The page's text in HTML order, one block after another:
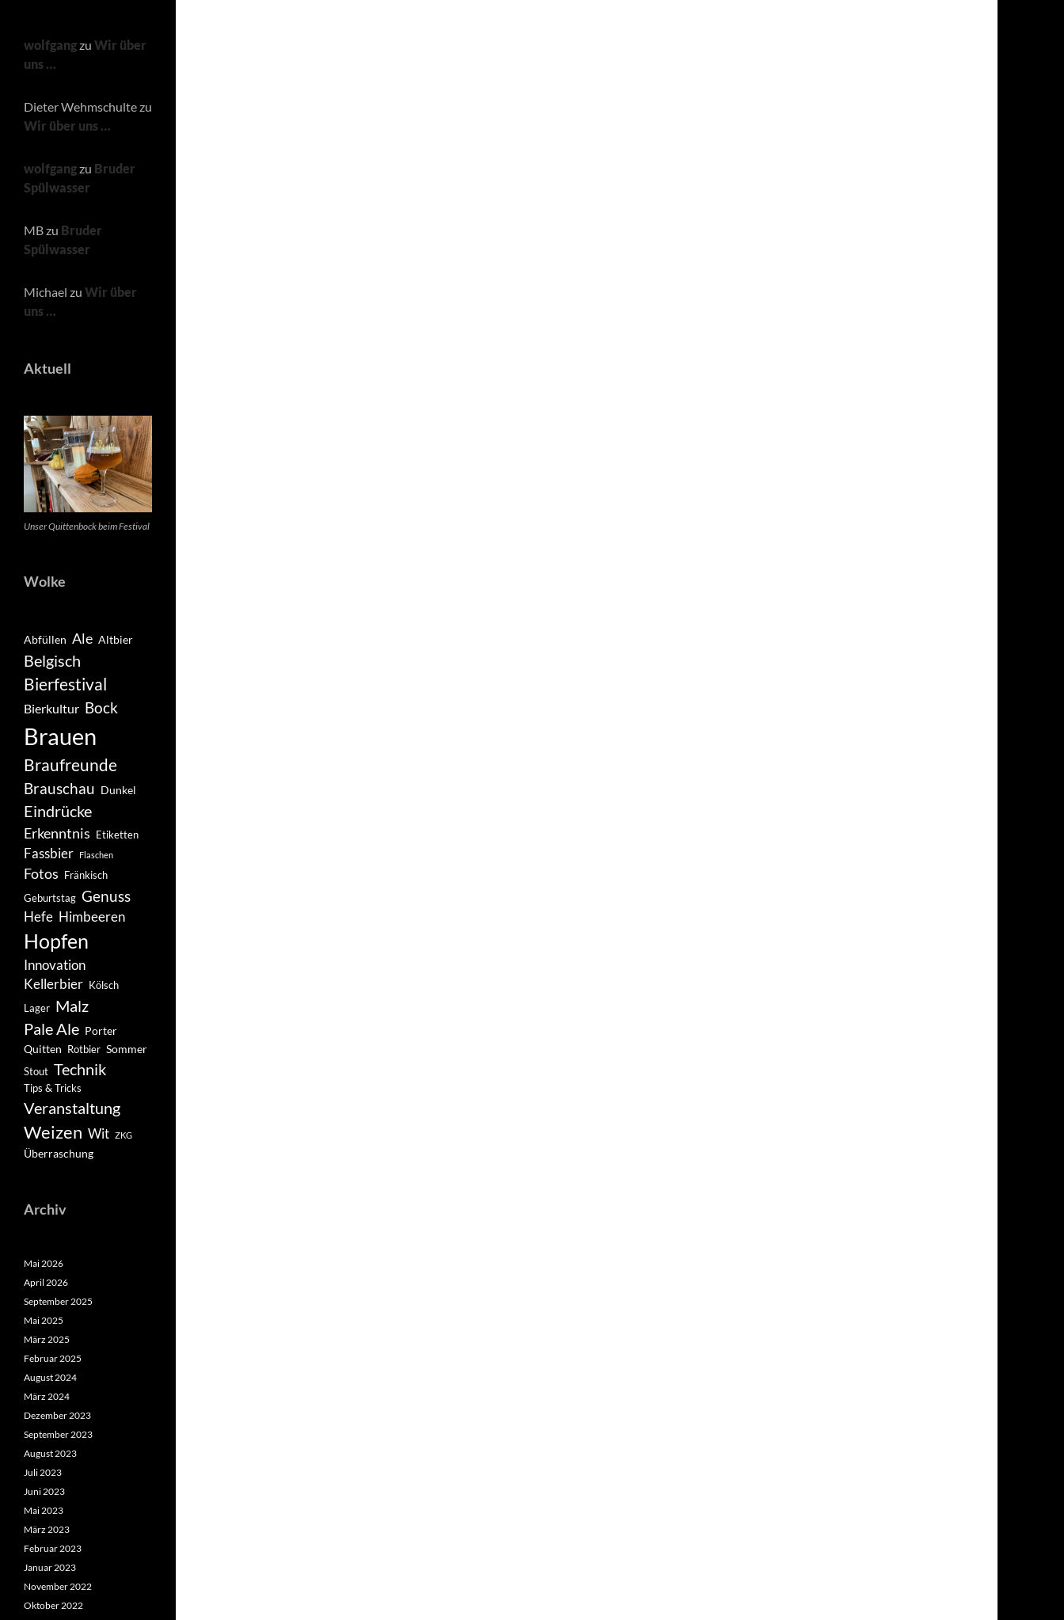
wolfgangzu Wir über
uns …
Dieter Wehmschultezu
Wir über uns …
wolfgangzu Bruder
Spülwasser
MBzu Bruder
Spülwasser
Michael zu Wir über
uns …
Aktuell
Unser Quittenbock beim Festival
Wolke
Abfüllen Ale Altbier
Belgisch
Bierfestival
Bierkultur Bock
Brauen
Braufreunde
Brauschau Dunkel
Eindrücke
Erkenntnis Etiketten
Fassbier Flaschen
Fotos Fränkisch
Geburtstag Genuss
Hefe Himbeeren
Hopfen
Innovation
Kellerbier Kölsch
Lager Malz
Pale Ale Porter
Quitten Rotbier Sommer
Stout Technik
Tips & Tricks
Veranstaltung
Weizen Wit ZKG
Überraschung
Archiv
Mai 2026
April 2026
September 2025
Mai 2025
März 2025
Februar 2025
August 2024
März 2024
Dezember 2023
September 2023
August 2023
Juli 2023
Juni 2023
Mai 2023
März 2023
Februar 2023
Januar 2023
November 2022
Oktober 2022